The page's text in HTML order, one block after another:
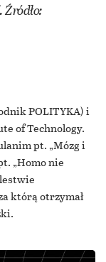
POLITYKA) i
of Technology.
pt. „Mózg i
„Homo nie
którą otrzymał